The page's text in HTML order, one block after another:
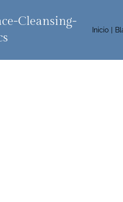
Cleansing-
Inicio